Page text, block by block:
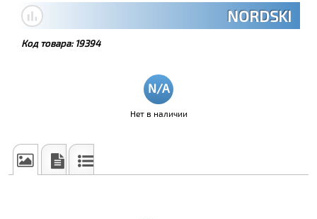
NORDSKI
Код товара: 19394
Нет в наличии